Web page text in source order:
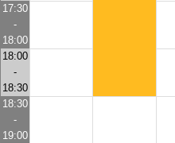
17:30
-
18:00
18:00
-
18:30
18:30
-
19:00